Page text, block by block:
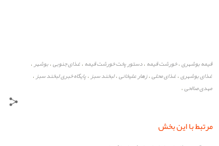
قیمه بوشهری،خورشت قیمه ،دستور پخت خورشت قیمه ،غذای جنوبی،بوشهر،
غذای بوشهری،غذای محلی،زهار علیخانی،لبخند سبز،پایگاه خبری لبخند سبز،
مهدی صالحی،
مرتبط با این بخش